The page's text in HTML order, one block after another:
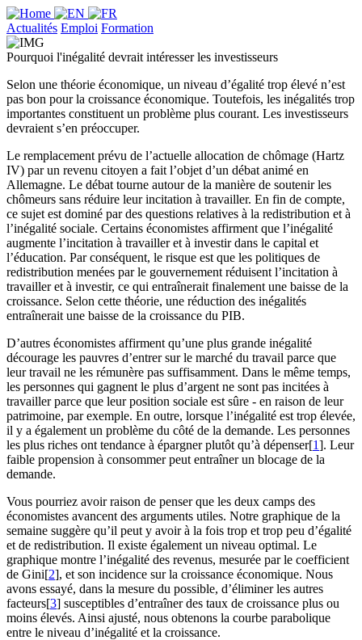
Actualités Emploi Formation
Pourquoi l'inégalité devrait intéresser les investisseurs
Selon une théorie économique, un niveau d’égalité trop élevé n’est
pas bon pour la croissance économique. Toutefois, les inégalités trop
importantes constituent un problème plus courant. Les investisseurs
devraient s’en préoccuper.
Le remplacement prévu de l’actuelle allocation de chômage (Hartz
IV) par un revenu citoyen a fait l’objet d’un débat animé en
Allemagne. Le débat tourne autour de la manière de soutenir les
chômeurs sans réduire leur incitation à travailler. En fin de compte,
ce sujet est dominé par des questions relatives à la redistribution et à
l’inégalité sociale. Certains économistes affirment que l’inégalité
augmente l’incitation à travailler et à investir dans le capital et
l’éducation. Par conséquent, le risque est que les politiques de
redistribution menées par le gouvernement réduisent l’incitation à
travailler et à investir, ce qui entraînerait finalement une baisse de la
croissance. Selon cette théorie, une réduction des inégalités
entraînerait une baisse de la croissance du PIB.
D’autres économistes affirment qu’une plus grande inégalité
décourage les pauvres d’entrer sur le marché du travail parce que
leur travail ne les rémunère pas suffisamment. Dans le même temps,
les personnes qui gagnent le plus d’argent ne sont pas incitées à
travailler parce que leur position sociale est sûre - en raison de leur
patrimoine, par exemple. En outre, lorsque l’inégalité est trop élevée,
il y a également un problème du côté de la demande. Les personnes
les plus riches ont tendance à épargner plutôt qu’à dépenser[1]. Leur
faible propension à consommer peut entraîner un blocage de la
demande.
Vous pourriez avoir raison de penser que les deux camps des
économistes avancent des arguments utiles. Notre graphique de la
semaine suggère qu’il peut y avoir à la fois trop et trop peu d’égalité
et de redistribution. Il existe également un niveau optimal. Le
graphique montre l’inégalité des revenus, mesurée par le coefficient
de Gini[2], et son incidence sur la croissance économique. Nous
avons essayé, dans la mesure du possible, d’éliminer les autres
facteurs[3] susceptibles d’entraîner des taux de croissance plus ou
moins élevés. Ainsi ajusté, nous obtenons la courbe parabolique
entre le niveau d’inégalité et la croissance.